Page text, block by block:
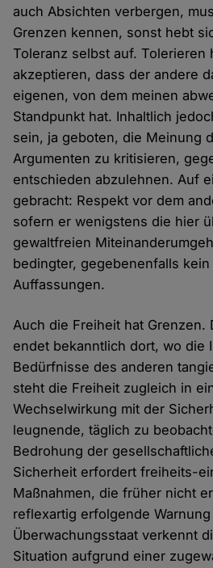
auch Absichten verbergen,
Grenzen kennen, sonst hebt
Toleranz selbst auf. Tolerieren
akzeptieren, dass der andere
eigenen, von dem meinen
Standpunkt hat. Inhaltlich
sein, ja geboten, die Meinung
Argumenten zu kritisieren,
entschieden abzulehnen. Auf
gebracht: Respekt vor dem
sofern er wenigstens die hier
gewaltfreien
bedingter, gegebenenfalls
Auffassungen.
Auch die Freiheit hat Grenzen.
endet bekanntlich dort, wo die
Bedürfnisse des anderen
steht die Freiheit zugleich in
Wechselwirkung mit der
leugnende, täglich zu
Bedrohung der
Sicherheit erfordert freiheits-
Maßnahmen, die früher nicht
reflexartig erfolgende
Überwachungsstaat verkennt
Situation aufgrund einer